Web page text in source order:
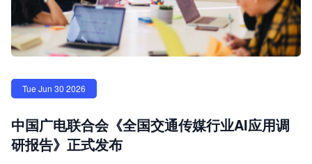
Tue Jun 30 2026
中国广电联合会《全国交通传媒行业AI应用调
研报告》正式发布